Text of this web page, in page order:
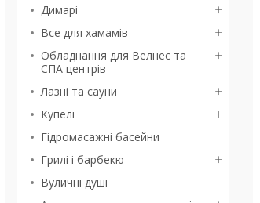
Димарі
Все для хамамів
Обладнання для Велнес та
СПА центрів
Лазні та сауни
Купелі
Гідромасажні басейни
Грилі і барбекю
Вуличні душі